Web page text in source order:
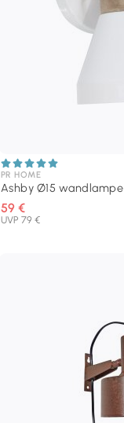
PR HOME
Ashby Ø15 wandlampe
59 €
UVP 79 €